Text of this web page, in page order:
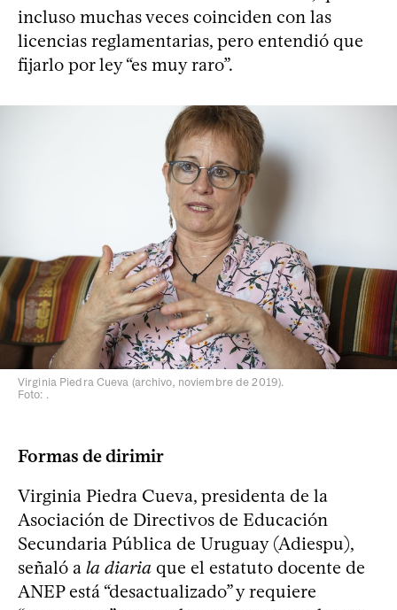
incluso muchas veces coinciden con las
licencias reglamentarias, pero entendió que
fijarlo por ley “es muy raro”.
Virginia Piedra Cueva (archivo, noviembre de 2019).
Foto: .
Formas de dirimir
Virginia Piedra Cueva, presidenta de la
Asociación de Directivos de Educación
Secundaria Pública de Uruguay (Adiespu),
señaló a la diaria que el estatuto docente de
ANEP está “desactualizado” y requiere